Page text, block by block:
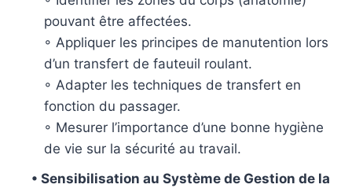
pouvant être affectées.
◦ Appliquer les principes de manutention lors
d’un transfert de fauteuil roulant.
◦ Adapter les techniques de transfert en
fonction du passager.
◦ Mesurer l’importance d’une bonne hygiène
de vie sur la sécurité au travail.
• Sensibilisation au Système de Gestion de la